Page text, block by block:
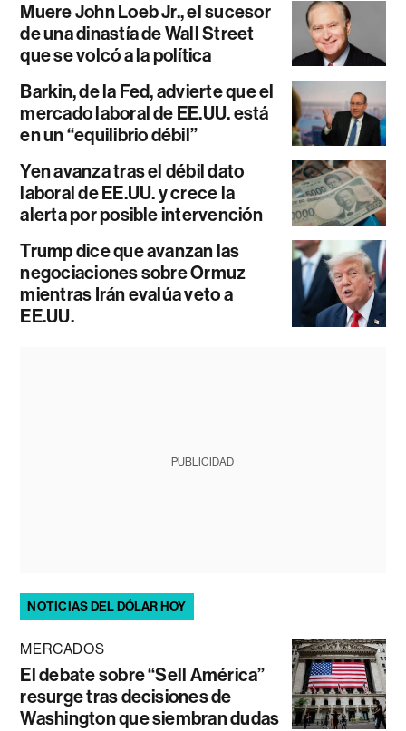
Muere John Loeb Jr., el sucesor
de una dinastía de Wall Street
que se volcó a la política
Barkin, de la Fed, advierte que el
mercado laboral de EE.UU. está
en un “equilibrio débil”
Yen avanza tras el débil dato
laboral de EE.UU. y crece la
alerta por posible intervención
Trump dice que avanzan las
negociaciones sobre Ormuz
mientras Irán evalúa veto a
EE.UU.
PUBLICIDAD
NOTICIAS DEL DÓLAR HOY
MERCADOS
El debate sobre “Sell América”
resurge tras decisiones de
Washington que siembran dudas